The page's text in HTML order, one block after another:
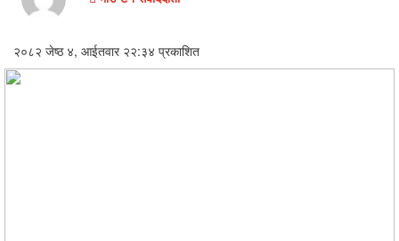
थप
२०८२ जेष्ठ ४, आईतवार २२:३४ प्रकाशित